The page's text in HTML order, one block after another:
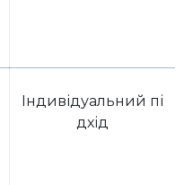
Індивідуальний пі
дхід